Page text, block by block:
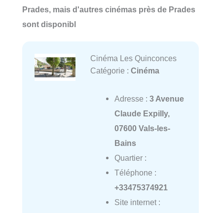
Prades, mais d'autres cinémas près de Prades
sont disponibl
Cinéma Les Quinconces
Catégorie : Cinéma
Adresse : 3 Avenue
Claude Expilly,
07600 Vals-les-
Bains
Quartier :
Téléphone :
+33475374921
Site internet :